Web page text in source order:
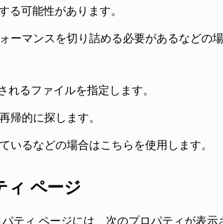
る可能性があります。
マンスを切り詰める必要があるなどの
るファイルを指定します。
帰的に探します。
るなどの場合はこちらを使用します。
ィ ページ
ティ ページには、次のプロパティが表